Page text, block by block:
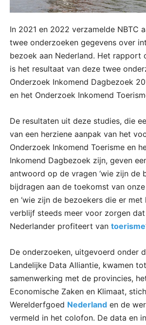
In 2021 en 2022 verzamelde NBTC
twee onderzoeken gegevens over
bezoek aan Nederland. Het rapport
is het resultaat van deze twee
Onderzoek Inkomend Dagbezoek
en het Onderzoek Inkomend
De resultaten uit deze studies, die
van een herziene aanpak van het
Onderzoek Inkomend Toerisme en
Inkomend Dagbezoek zijn, geven
antwoord op de vragen ‘wie zijn de
bijdragen aan de toekomst van onze
en ‘wie zijn de bezoekers die er
verblijf steeds meer voor zorgen
Nederlander profiteert van toerisme
De onderzoeken, uitgevoerd onder
Landelijke Data Alliantie, kwamen
samenwerking met de provincies,
Economische Zaken en Klimaat,
Werelderfgoed Nederland en de
vermeld in het colofon. De data en